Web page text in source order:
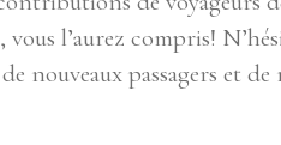
l’aurez compris!
nouveaux passagers et de